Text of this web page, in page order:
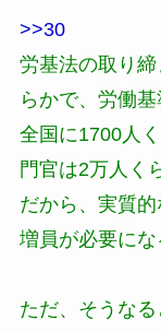
>>30
労基法の取り
らかで、労働
全国に1700人
門官は2万人く
だから、実質
増員が必要にな
ただ、そうな